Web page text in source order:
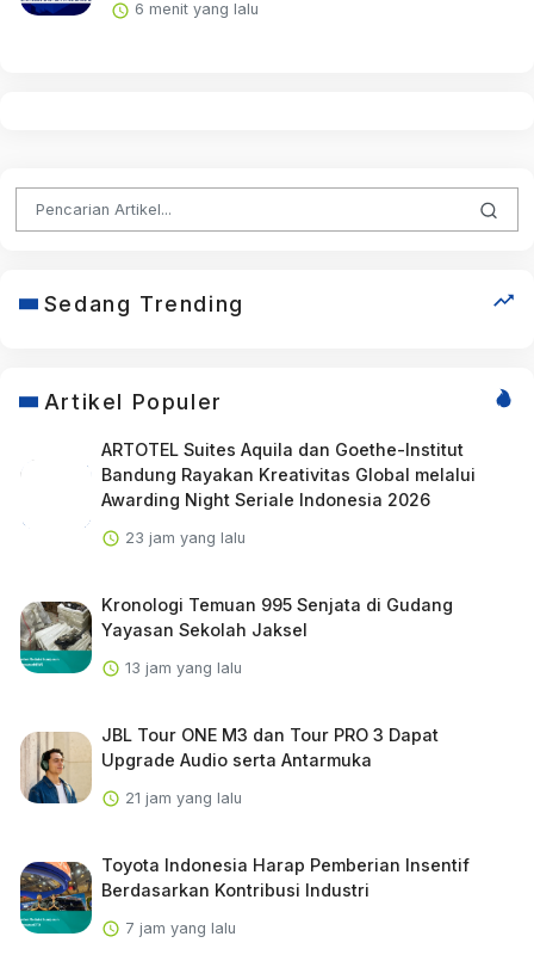
6 menit yang lalu
Sedang Trending
Artikel Populer
ARTOTEL Suites Aquila dan Goethe-Institut
Bandung Rayakan Kreativitas Global melalui
Awarding Night Seriale Indonesia 2026
23 jam yang lalu
Kronologi Temuan 995 Senjata di Gudang
Yayasan Sekolah Jaksel
13 jam yang lalu
JBL Tour ONE M3 dan Tour PRO 3 Dapat
Upgrade Audio serta Antarmuka
21 jam yang lalu
Toyota Indonesia Harap Pemberian Insentif
Berdasarkan Kontribusi Industri
7 jam yang lalu